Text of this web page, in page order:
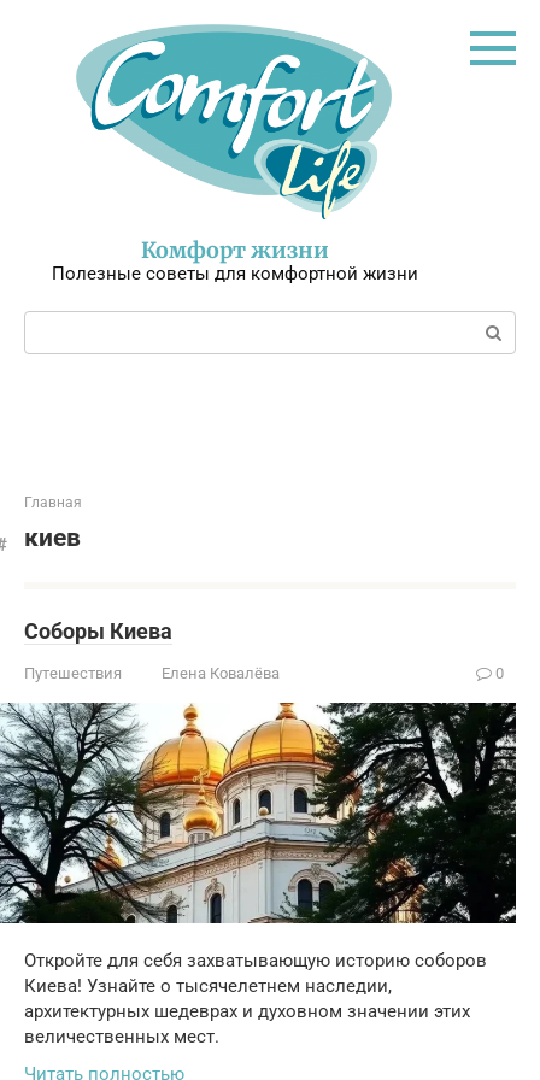
Комфорт жизни
Полезные советы для комфортной жизни
Поиск:
Главная
киев
Соборы Киева
Путешествия Елена Ковалёва 0
Откройте для себя захватывающую историю соборов
Киева! Узнайте о тысячелетнем наследии,
архитектурных шедеврах и духовном значении этих
величественных мест.
Читать полностью